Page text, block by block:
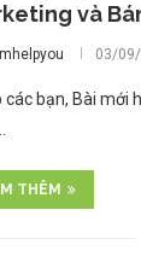
và
03/09/
các bạn, Bài mới
THÊM